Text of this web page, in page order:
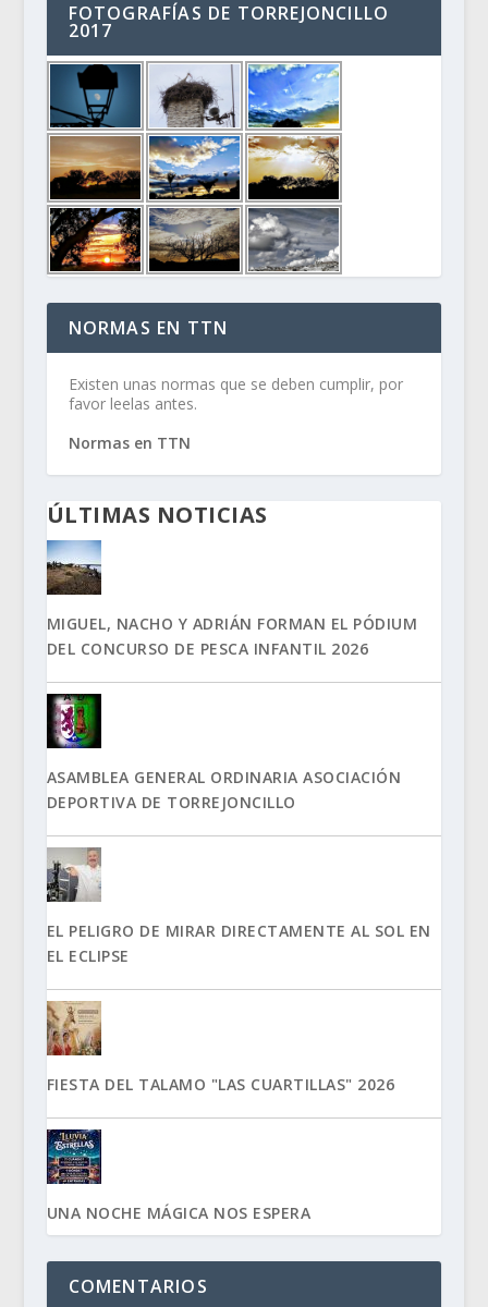
FOTOGRAFÍAS DE TORREJONCILLO
2017
NORMAS EN TTN
Existen unas normas que se deben cumplir, por
favor leelas antes.
Normas en TTN
ÚLTIMAS NOTICIAS
MIGUEL, NACHO Y ADRIÁN FORMAN EL PÓDIUM
DEL CONCURSO DE PESCA INFANTIL 2026
ASAMBLEA GENERAL ORDINARIA ASOCIACIÓN
DEPORTIVA DE TORREJONCILLO
EL PELIGRO DE MIRAR DIRECTAMENTE AL SOL EN
EL ECLIPSE
FIESTA DEL TALAMO "LAS CUARTILLAS" 2026
UNA NOCHE MÁGICA NOS ESPERA
COMENTARIOS